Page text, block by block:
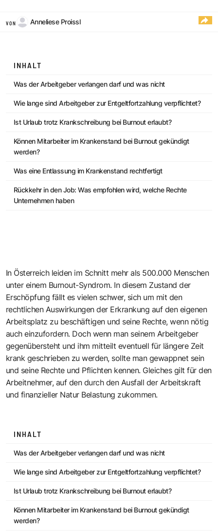
VON Anneliese Proissl
INHALT
Was der Arbeitgeber verlangen darf und was nicht
Wie lange sind Arbeitgeber zur Entgeltfortzahlung verpflichtet?
Ist Urlaub trotz Krankschreibung bei Burnout erlaubt?
Können Mitarbeiter im Krankenstand bei Burnout gekündigt
werden?
Was eine Entlassung im Krankenstand rechtfertigt
Rückkehr in den Job: Was empfohlen wird, welche Rechte
Unternehmen haben
In Österreich leiden im Schnitt mehr als 500.000 Menschen
unter einem Burnout-Syndrom. In diesem Zustand der
Erschöpfung fällt es vielen schwer, sich um mit den
rechtlichen Auswirkungen der Erkrankung auf den eigenen
Arbeitsplatz zu beschäftigen und seine Rechte, wenn nötig
auch einzufordern. Doch wenn man seinem Arbeitgeber
gegenübersteht und ihm mitteilt eventuell für längere Zeit
krank geschrieben zu werden, sollte man gewappnet sein
und seine Rechte und Pflichten kennen. Gleiches gilt für den
Arbeitnehmer, auf den durch den Ausfall der Arbeitskraft
und finanzieller Natur Belastung zukommen.
INHALT
Was der Arbeitgeber verlangen darf und was nicht
Wie lange sind Arbeitgeber zur Entgeltfortzahlung verpflichtet?
Ist Urlaub trotz Krankschreibung bei Burnout erlaubt?
Können Mitarbeiter im Krankenstand bei Burnout gekündigt
werden?